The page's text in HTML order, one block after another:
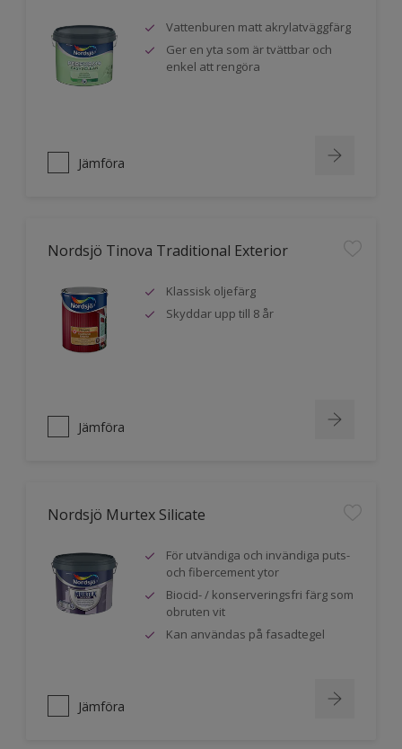
Vattenburen matt akrylatväggfärg
Ger en yta som är tvättbar och
enkel att rengöra
Jämföra
Nordsjö Tinova Traditional Exterior
Klassisk oljefärg
Skyddar upp till 8 år
Jämföra
Nordsjö Murtex Silicate
För utvändiga och invändiga puts-
och fibercement ytor
Biocid- / konserveringsfri färg som
obruten vit
Kan användas på fasadtegel
Jämföra